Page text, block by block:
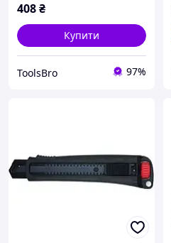
408₴
Купити
ToolsBro 97%